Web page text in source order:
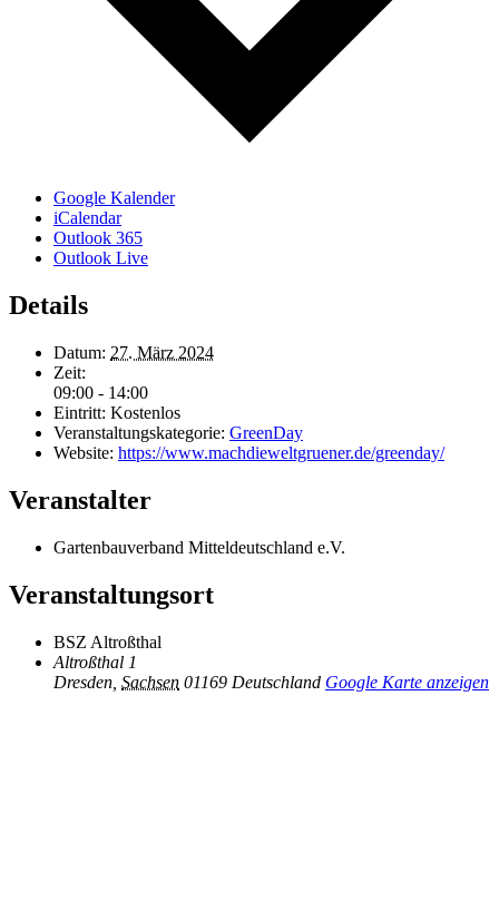
Google Kalender
iCalendar
Outlook 365
Outlook Live
Details
Datum: 27. März 2024
Zeit:
09:00 - 14:00
Eintritt: Kostenlos
Veranstaltungskategorie: GreenDay
Website: https://www.machdieweltgruener.de/greenday/
Veranstalter
Gartenbauverband Mitteldeutschland e.V.
Veranstaltungsort
BSZ Altroßthal
Altroßthal 1
Dresden Sachsen 01169 Deutschland Google Karte anzeigen